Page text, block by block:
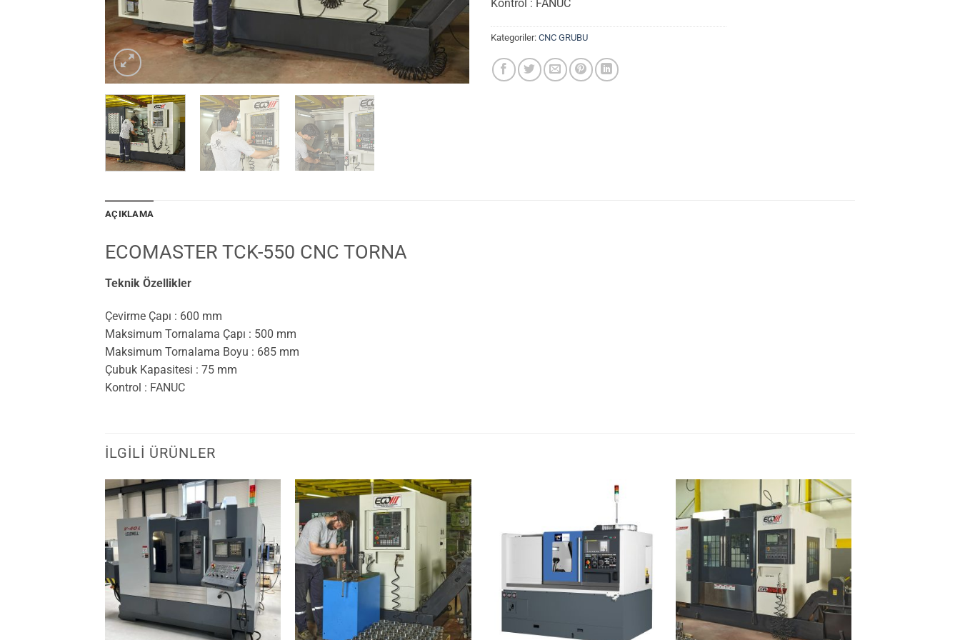
Kontrol : FANUC
Kategoriler: CNC GRUBU
AÇIKLAMA
ECOMASTER TCK-550 CNC TORNA
Teknik Özellikler
Çevirme Çapı : 600 mm
Maksimum Tornalama Çapı : 500 mm
Maksimum Tornalama Boyu : 685 mm
Çubuk Kapasitesi : 75 mm
Kontrol : FANUC
İLGILI ÜRÜNLER